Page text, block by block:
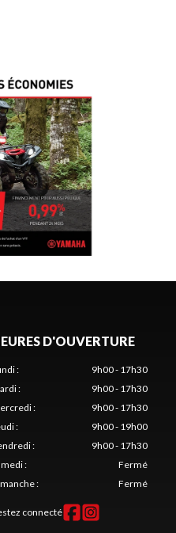
D'OUVERTURE
:
9h00 - 17h30
:
9h00 - 17h30
:
9h00 - 17h30
:
9h00 - 19h00
:
9h00 - 17h30
:
Fermé
: Fermé
connecté